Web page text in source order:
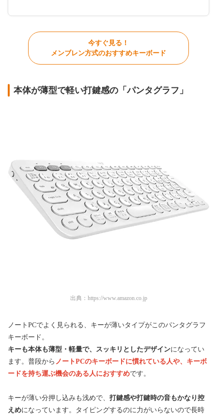
今すぐ見る！
メンブレン方式のおすすめキーボード
本体が薄型で軽い打鍵感の「パンタグラフ」
出典： https://www.amazon.co.jp
ノートPCでよく見られる、キーが薄いタイプがこのパンタグラフ
キーボード。
キーも本体も薄型・軽量で、スッキリとしたデザインになってい
ます。普段から ノートPCのキーボードに慣れている人や、キーボ
ードを持ち運ぶ機会のある人におすすめです。
キーが薄い分押し込みも浅めで、 打鍵感や打鍵時の音もかなり控
えめになっています。タイピングするのに力がいらないので長時